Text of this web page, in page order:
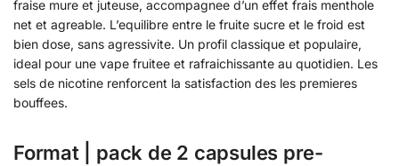
fraise mure et juteuse, accompagnee d’un effet frais menthole
net et agreable. L’equilibre entre le fruite sucre et le froid est
bien dose, sans agressivite. Un profil classique et populaire,
ideal pour une vape fruitee et rafraichissante au quotidien. Les
sels de nicotine renforcent la satisfaction des les premieres
bouffees.
Format | pack de 2 capsules pre-